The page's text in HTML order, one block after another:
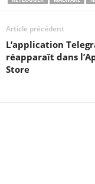
Article précédent
L’application
réapparaît dans
Store